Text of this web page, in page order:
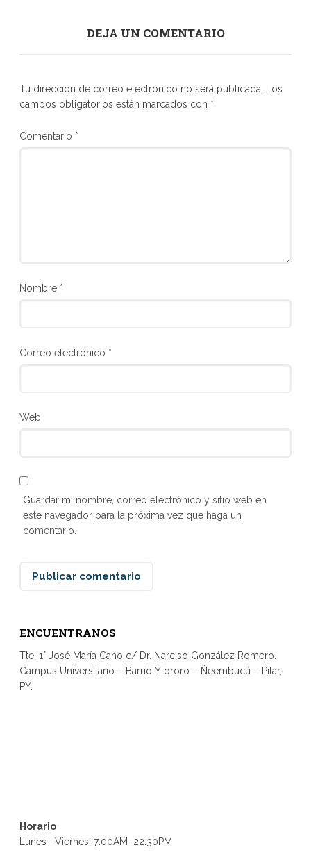
DEJA UN COMENTARIO
Tu dirección de correo electrónico no será publicada. Los
campos obligatorios están marcados con *
Comentario *
Nombre *
Correo electrónico *
Web
Guardar mi nombre, correo electrónico y sitio web en
este navegador para la próxima vez que haga un
comentario.
ENCUENTRANOS
Tte. 1° José María Cano c/ Dr. Narciso González Romero.
Campus Universitario – Barrio Ytororo – Ñeembucú – Pilar,
PY.
Horario
Lunes—Viernes: 7:00AM–22:30PM